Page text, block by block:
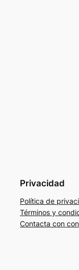
Privacidad
Política de
Términos y
Contacta con